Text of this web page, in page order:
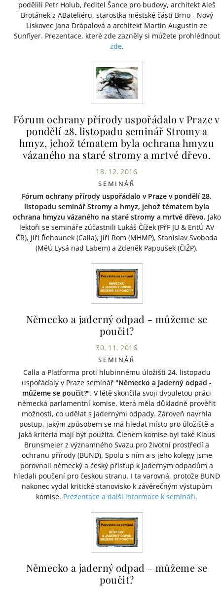
podělili Petr Holub, ředitel Šance pro budovy, architekt Aleš
Brotánek z ABateliéru, starostka městské části Brno - Nový
Lískovec Jana Drápalová a architekt Martin Augustin ze
Sunflyer. Prezentace, které zde zazněly si můžete prohlédnout
zde.
Fórum ochrany přírody uspořádalo v Praze v
pondělí 28. listopadu seminář Stromy a
hmyz, jehož tématem byla ochrana hmyzu
vázaného na staré stromy a mrtvé dřevo.
18. 12. 2016
SEMINÁŘ
Fórum ochrany přírody uspořádalo v Praze v pondělí 28.
listopadu seminář Stromy a hmyz, jehož tématem byla
ochrana hmyzu vázaného na staré stromy a mrtvé dřevo. Jako
lektoři se semináře zúčastnili Lukáš Čížek (PřF JU & EntÚ AV
ČR), Jiří Řehounek (Calla), Jiří Rom (MHMP), Stanislav Svoboda
(MěÚ Lysá nad Labem) a Zdeněk Papoušek (ČIŽP).
Německo a jaderný odpad - můžeme se
poučit?
30. 11. 2016
SEMINÁŘ
Calla a Platforma proti hlubinnému úložišti 24. listopadu
uspořádaly v Praze seminář "Německo a jaderný odpad -
můžeme se poučit?". V létě skončila svoji dvouletou práci
německá parlamentní komise, která měla důkladně prověřit
možnosti, co udělat s jadernými odpady. Zároveň navrhla
postup, jakým způsobem se má hledat místo pro úložiště a
jaká kritéria mají být použita. Členem komise byl také Klaus
Brunsmeier z významného Svazu pro životní prostředí a
ochranu přírody (BUND). Spolu s ním a s jeho kolegy jsme
porovnali německý a český přístup k jaderným odpadům a
hledali poučení pro českou stranu. I ta varovná, protože BUND
nakonec vydal kritické stanovisko k závěrečným výstupům
komise. Prezentace a další informace k semináři.
Německo a jaderný odpad - můžeme se
poučit?